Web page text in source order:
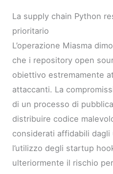
La supply chain Python
prioritario
L’operazione Miasma
che i repository open
obiettivo estremamente
attaccanti. La
di un processo di
distribuire codice
considerati affidabili dagli
l’utilizzo degli startup
ulteriormente il rischio